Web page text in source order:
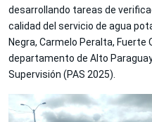
desarrollando tareas de
calidad del servicio de agua
Negra, Carmelo Peralta, Fuerte
departamento de Alto
Supervisión (PAS 2025).